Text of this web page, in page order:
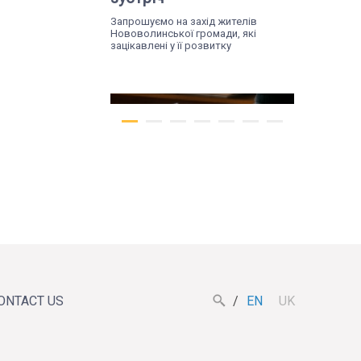
Запрошуємо на захід жителів
Нововолинської громади, які
зацікавлені у її розвитку
запрошують на
діалогову зустріч, щоб
US EN UK